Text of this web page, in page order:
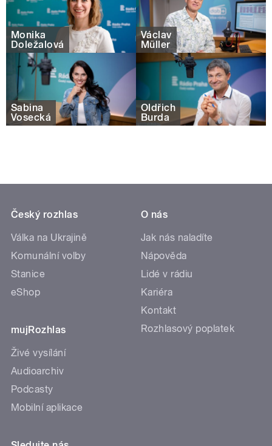
Monika
Doležalová
Václav
Müller
Sabina
Vosecká
Oldřich
Burda
Český rozhlas
Válka na Ukrajině
Komunální volby
Stanice
eShop
mujRozhlas
Živé vysílání
Audioarchiv
Podcasty
Mobilní aplikace
O nás
Jak nás naladíte
Nápověda
Lidé v rádiu
Kariéra
Kontakt
Rozhlasový poplatek